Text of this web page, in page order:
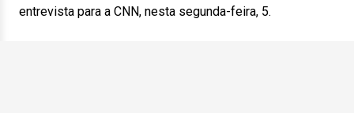
entrevista para a CNN, nesta segunda-feira, 5.